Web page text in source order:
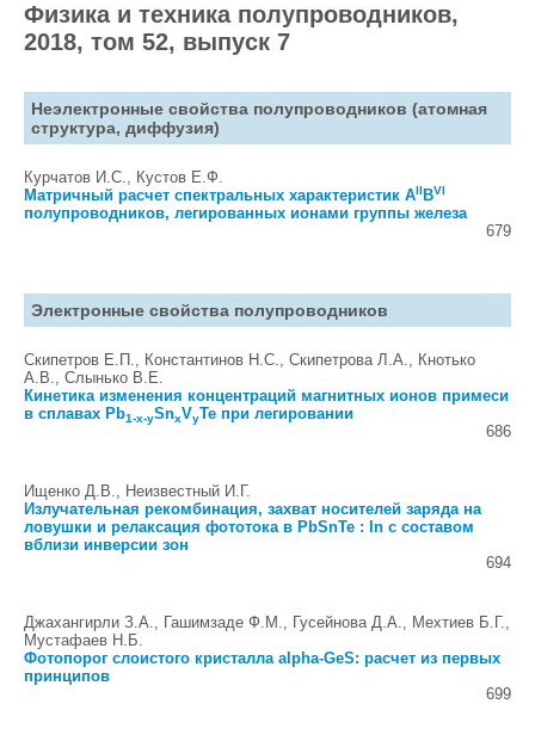
Физика и техника полупроводников,
2018, том 52, выпуск 7
Неэлектронные свойства полупроводников (атомная
структура, диффузия)
Курчатов И.С., Кустов Е.Ф.
Матричный расчет спектральных характеристик AIIBVI
полупроводников, легированных ионами группы железа
679
Электронные свойства полупроводников
Скипетров Е.П., Константинов Н.С., Скипетрова Л.А., Кнотько
А.В., Слынько В.Е.
Кинетика изменения концентраций магнитных ионов примеси
в сплавах Pb1-x-ySnxVyTe при легировании
686
Ищенко Д.В., Неизвестный И.Г.
Излучательная рекомбинация, захват носителей заряда на
ловушки и релаксация фототока в PbSnTe : In с составом
вблизи инверсии зон
694
Джахангирли З.А., Гашимзаде Ф.М., Гусейнова Д.А., Мехтиев Б.Г.,
Мустафаев Н.Б.
Фотопорог слоистого кристалла alpha-GeS: расчет из первых
принципов
699